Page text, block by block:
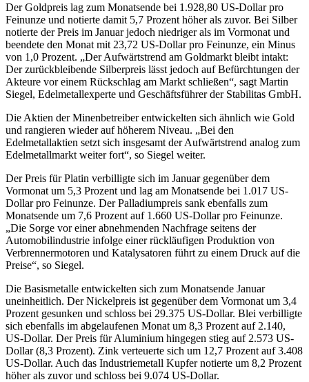
Der Goldpreis lag zum Monatsende bei 1.928,80 US-Dollar pro
Feinunze und notierte damit 5,7 Prozent höher als zuvor. Bei Silber
notierte der Preis im Januar jedoch niedriger als im Vormonat und
beendete den Monat mit 23,72 US-Dollar pro Feinunze, ein Minus
von 1,0 Prozent. „Der Aufwärtstrend am Goldmarkt bleibt intakt:
Der zurückbleibende Silberpreis lässt jedoch auf Befürchtungen der
Akteure vor einem Rückschlag am Markt schließen“, sagt Martin
Siegel, Edelmetallexperte und Geschäftsführer der Stabilitas GmbH.
Die Aktien der Minenbetreiber entwickelten sich ähnlich wie Gold
und rangieren wieder auf höherem Niveau. „Bei den
Edelmetallaktien setzt sich insgesamt der Aufwärtstrend analog zum
Edelmetallmarkt weiter fort“, so Siegel weiter.
Der Preis für Platin verbilligte sich im Januar gegenüber dem
Vormonat um 5,3 Prozent und lag am Monatsende bei 1.017 US-
Dollar pro Feinunze. Der Palladiumpreis sank ebenfalls zum
Monatsende um 7,6 Prozent auf 1.660 US-Dollar pro Feinunze.
„Die Sorge vor einer abnehmenden Nachfrage seitens der
Automobilindustrie infolge einer rückläufigen Produktion von
Verbrennermotoren und Katalysatoren führt zu einem Druck auf die
Preise“, so Siegel.
Die Basismetalle entwickelten sich zum Monatsende Januar
uneinheitlich. Der Nickelpreis ist gegenüber dem Vormonat um 3,4
Prozent gesunken und schloss bei 29.375 US-Dollar. Blei verbilligte
sich ebenfalls im abgelaufenen Monat um 8,3 Prozent auf 2.140,
US-Dollar. Der Preis für Aluminium hingegen stieg auf 2.573 US-
Dollar (8,3 Prozent). Zink verteuerte sich um 12,7 Prozent auf 3.408
US-Dollar. Auch das Industriemetall Kupfer notierte um 8,2 Prozent
höher als zuvor und schloss bei 9.074 US-Dollar.